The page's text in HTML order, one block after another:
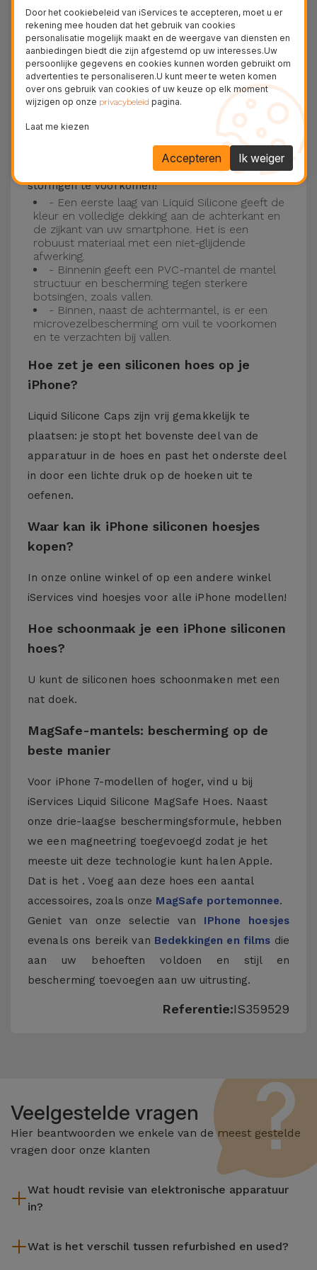
15, 14, 13, 12 onder meer en het nieuwste model
van de Apple, deiPhone 16eniPhone 17.
Drie-laagse bescherming met de
siliconen kappen
Onze iPhone siliconen hoesjes hebben een
robuuste, kwalitatieve constructie met een
drielaagse constructie om ongelukken en
storingen te voorkomen!
- Een eerste laag van Liquid Silicone geeft de
kleur en volledige dekking aan de achterkant en
de zijkant van uw smartphone. Het is een
robuust materiaal met een niet-glijdende
afwerking.
- Binnenin geeft een PVC-mantel de mantel
structuur en bescherming tegen sterkere
botsingen, zoals vallen.
- Binnen, naast de achtermantel, is er een
microvezelbescherming om vuil te voorkomen
en te verzachten bij vallen.
Hoe zet je een siliconen hoes op je
iPhone?
Liquid Silicone Caps zijn vrij gemakkelijk te
plaatsen: je stopt het bovenste deel van de
apparatuur in de hoes en past het onderste deel
in door een lichte druk op de hoeken uit te
oefenen.
Waar kan ik iPhone siliconen hoesjes
kopen?
In onze online winkel of op een andere winkel
iServices vind hoesjes voor alle iPhone modellen!
Hoe schoonmaak je een iPhone siliconen
hoes?
U kunt de siliconen hoes schoonmaken met een
nat doek.
MagSafe-mantels: bescherming op de
beste manier
Voor iPhone 7-modellen of hoger, vind u bij
iServices Liquid Silicone MagSafe Hoes. Naast
onze drie-laagse beschermingsformule, hebben
we een magneetring toegevoegd zodat je het
meeste uit deze technologie kunt halen Apple.
Dat is het . Voeg aan deze hoes een aantal
accessoires, zoals onze MagSafe portemonnee.
Geniet van onze selectie van IPhone hoesjes
evenals ons bereik van Bedekkingen en films die
aan uw behoeften voldoen en stijl en
bescherming toevoegen aan uw uitrusting.
Referentie:IS359529
Veelgestelde vragen
Hier beantwoorden we enkele van de meest gestelde
vragen door onze klanten
Wat houdt revisie van elektronische apparatuur
in?
reiniging, en niet te vergeten het repareren van elk defect
Wat is het verschil tussen refurbished en used?
Door het cookiebeleid van iServices te accepteren, moet u er
rekening mee houden dat het gebruik van cookies
personalisatie mogelijk maakt en de weergave van diensten en
aanbiedingen biedt die zijn afgestemd op uw interesses.Uw
persoonlijke gegevens en cookies kunnen worden gebruikt om
advertenties te personaliseren.U kunt meer te weten komen
over ons gebruik van cookies of uw keuze op elk moment
wijzigen op onze privacybeleid pagina.
Laat me kiezen
Ik weiger
Accepteren